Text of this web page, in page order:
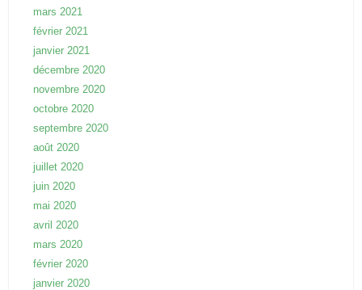
mars 2021
février 2021
janvier 2021
décembre 2020
novembre 2020
octobre 2020
septembre 2020
août 2020
juillet 2020
juin 2020
mai 2020
avril 2020
mars 2020
février 2020
janvier 2020